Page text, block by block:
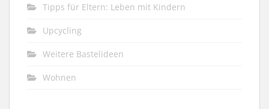
Tipps für Eltern: Leben mit Kindern
Upcycling
Weitere Bastelideen
Wohnen